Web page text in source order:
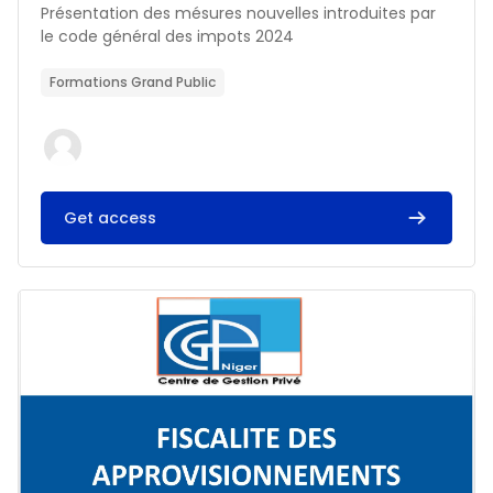
Résumé du cours :
Présentation des mésures nouvelles introduites par
le code général des impots 2024
Formations Grand Public
Get access
Image du cours FISCALITE DES APPROVISIONNEMENTS